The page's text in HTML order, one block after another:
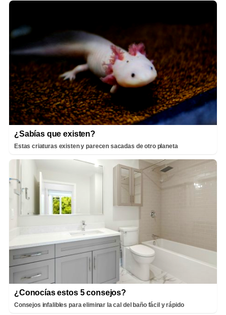
¿Sabías que existen?
Estas criaturas existen y parecen sacadas de otro planeta
¿Conocías estos 5 consejos?
Consejos infalibles para eliminar la cal del baño fácil y rápido